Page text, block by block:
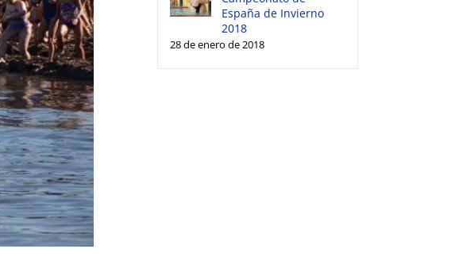
España de Invierno
2018
28 de enero de 2018